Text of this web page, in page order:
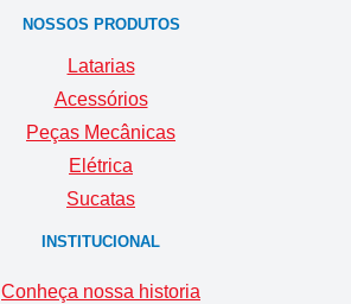
NOSSOS PRODUTOS
Latarias
Acessórios
Peças Mecânicas
Elétrica
Sucatas
INSTITUCIONAL
Conheça nossa historia